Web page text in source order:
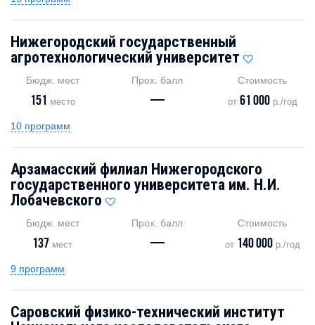
Нижегородский государственный
агротехнологический университет
Бюдж. мест
151 место
Прох. балл
—
Стоимость
от 61 000р./год
10 программ
Арзамасский филиал Нижегородского
государственного университета им. Н.И.
Лобачевского
Бюдж. мест
137 мест
Прох. балл
—
Стоимость
от 140 000р./год
9 программ
Саровский физико-технический институт